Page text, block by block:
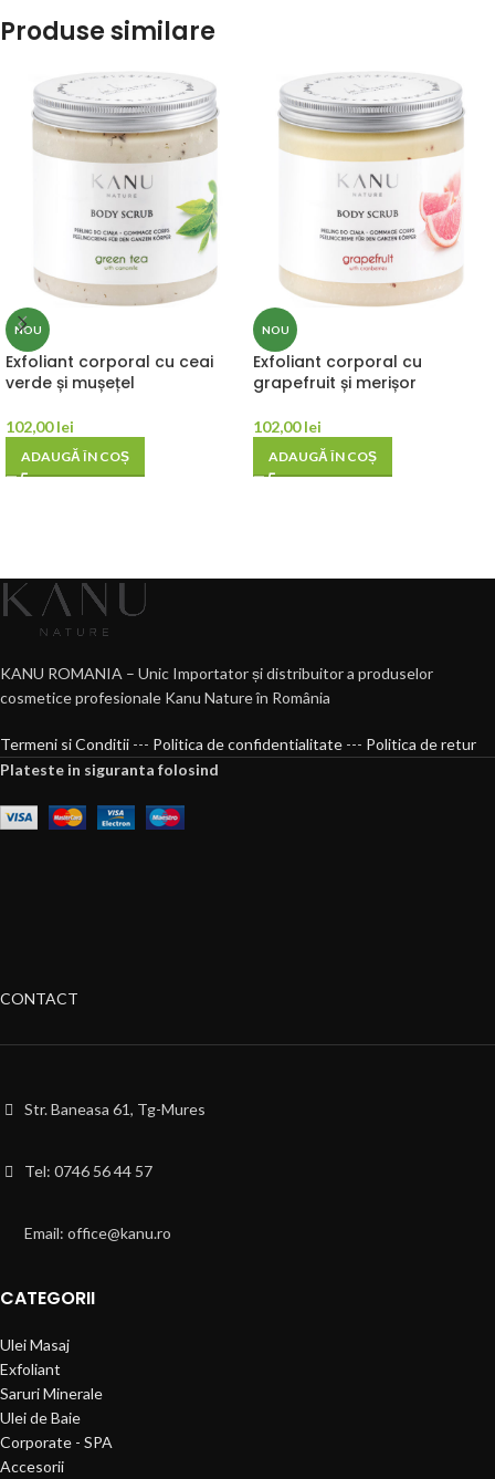
Produse similare
NOU
Exfoliant corporal cu ceai
verde și mușețel
102,00lei
ADAUGĂ ÎN COȘ
NOU
Exfoliant corporal cu
grapefruit și merișor
102,00lei
ADAUGĂ ÎN COȘ
KANU ROMANIA – Unic Importator și distribuitor a produselor
cosmetice profesionale Kanu Nature în România
Termeni si Conditii --- Politica de confidentialitate --- Politica de retur
Plateste in siguranta folosind
Ulei Masaj
Exfoliant
Saruri Minerale
Ulei de Baie
Corporate - SPA